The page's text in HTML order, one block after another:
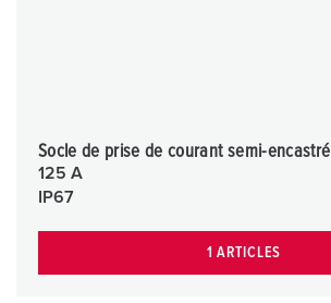
Socle de prise de courant semi-encastré
125 A
IP67
1 ARTICLES